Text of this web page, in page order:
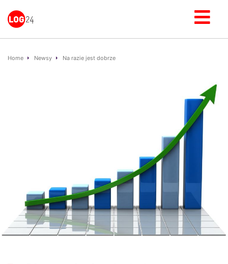
Home Newsy Na razie jest dobrze